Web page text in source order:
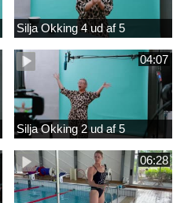
Silja Okking 4 ud af 5
04:07
Silja Okking 2 ud af 5
06:28